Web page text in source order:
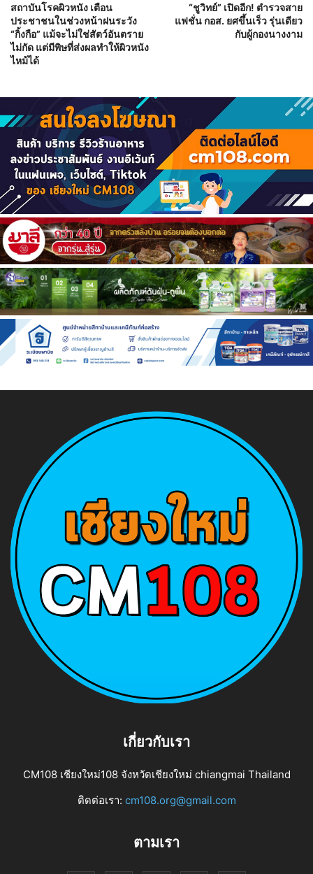
สถาบันโรคผิวหนัง เตือน
ประชาชนในช่วงหน้าฝนระวัง
“กิ้งกือ” แม้จะไม่ใช่สัตว์อันตราย
ไม่กัด แต่มีพิษที่ส่งผลทำให้ผิวหนัง
ไหม้ได้
“ชูวิทย์” เปิดอีก! ตำรวจสาย
แฟชั่น กอส. ยศขึ้นเร็ว รุ่นเดียว
กับผู้กองนางงาม
เกี่ยวกับเรา
CM108 เชียงใหม่108 จังหวัดเชียงใหม่ chiangmai Thailand
ติดต่อเรา: cm108.org@gmail.com
ตามเรา